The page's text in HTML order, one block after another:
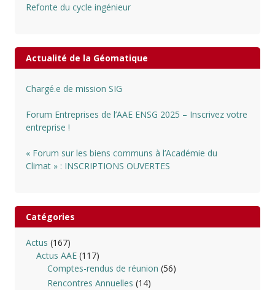
Refonte du cycle ingénieur
Actualité de la Géomatique
Chargé.e de mission SIG
Forum Entreprises de l’AAE ENSG 2025 – Inscrivez votre
entreprise !
« Forum sur les biens communs à l’Académie du
Climat » : INSCRIPTIONS OUVERTES
Catégories
Actus (167)
Actus AAE (117)
Comptes-rendus de réunion (56)
Rencontres Annuelles (14)